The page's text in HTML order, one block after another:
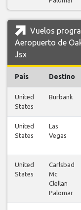
Vuelos
Aeropuerto de
Jsx
País Destino
United
States
Burbank
United
States
Las
Vegas
United
States
Carlsbad
Mc
Clellan
Palomar